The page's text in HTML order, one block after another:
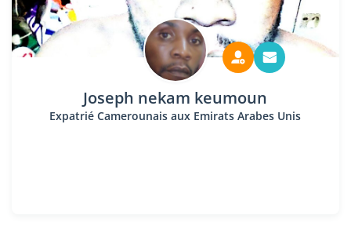
Joseph nekam keumoun
Expatrié Camerounais aux Emirats Arabes Unis